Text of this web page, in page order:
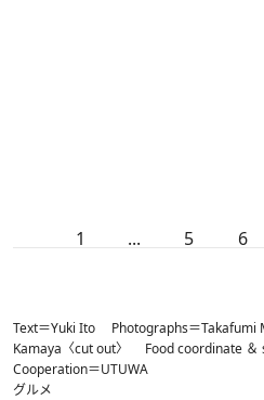
1 ... 5 6
Text＝Yuki Ito Photographs＝Takafumi
Kamaya〈cut out〉 Food coordinate
Cooperation＝UTUWA
グルメ